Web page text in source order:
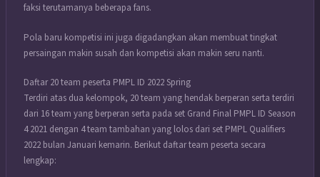
faksi terutamanya beberapa fans.
Pola baru kompetisi ini juga digadangkan akan membuat tingkat
persaingan makin susah dan kompetisi akan makin seru nanti.
Daftar 20 team peserta PMPL ID 2022 Spring
Terdiri atas dua kelompok, 20 team yang hendak berperan serta terdiri
dari 16 team yang berperan serta pada set Grand Final PMPL ID Season
4 2021 dengan 4 team tambahan yang lolos dari set PMPL Qualifiers
2022 bulan Januari kemarin. Berikut daftar team peserta secara
lengkap: